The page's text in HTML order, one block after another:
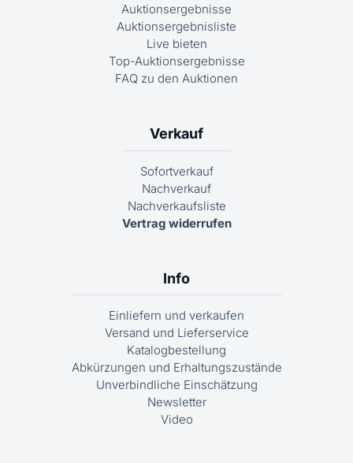
Auktionsergebnisse
Auktionsergebnisliste
Live bieten
Top-Auktionsergebnisse
FAQ zu den Auktionen
Verkauf
Sofortverkauf
Nachverkauf
Nachverkaufsliste
Vertrag widerrufen
Info
Einliefern und verkaufen
Versand und Lieferservice
Katalogbestellung
Abkürzungen und Erhaltungszustände
Unverbindliche Einschätzung
Newsletter
Video